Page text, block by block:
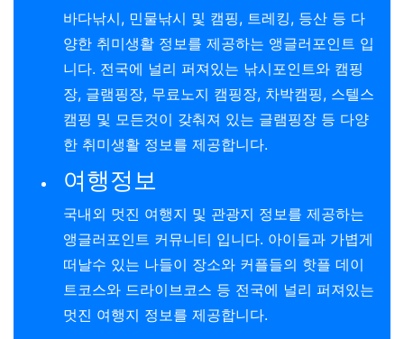
바다낚시, 민물낚시 및 캠핑, 트레킹, 등산 등 다
양한 취미생활 정보를 제공하는 앵글러포인트 입
니다. 전국에 널리 퍼져있는 낚시포인트와 캠핑
장, 글램핑장, 무료노지 캠핑장, 차박캠핑, 스텔스
캠핑 및 모든것이 갖춰져 있는 글램핑장 등 다양
한 취미생활 정보를 제공합니다.
여행정보
국내외 멋진 여행지 및 관광지 정보를 제공하는
앵글러포인트 커뮤니티 입니다. 아이들과 가볍게
떠날수 있는 나들이 장소와 커플들의 핫플 데이
트코스와 드라이브코스 등 전국에 널리 퍼져있는
멋진 여행지 정보를 제공합니다.